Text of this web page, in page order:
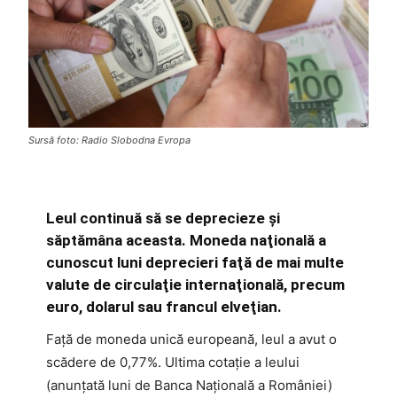
Sursă foto: Radio Slobodna Evropa
Leul continuă să se deprecieze şi
săptămâna aceasta. Moneda naţională a
cunoscut luni deprecieri faţă de mai multe
valute de circulaţie internaţională, precum
euro, dolarul sau francul elveţian.
Faţă de moneda unică europeană, leul a avut o
scădere de 0,77%. Ultima cotaţie a leului
(anunţată luni de Banca Naţională a României)